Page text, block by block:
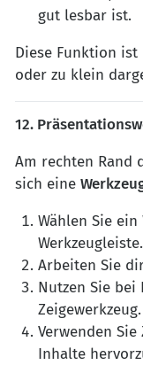
gut lesbar ist.
Diese Funktion
oder zu klein
12.
Am rechten Rand
sich eine
Wählen Sie
Werkzeugleiste.
Arbeiten Sie
Nutzen Sie bei
Zeigewerkzeug.
Verwenden
Inhalte